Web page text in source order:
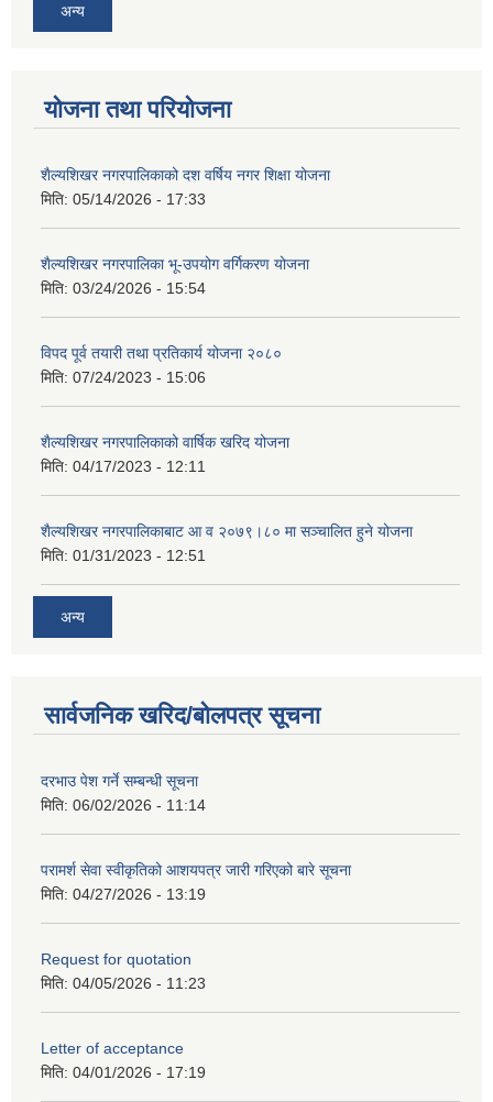
अन्य
योजना तथा परियोजना
शैल्यशिखर नगरपालिकाको दश वर्षिय नगर शिक्षा योजना
मिति: 05/14/2026 - 17:33
शैल्यशिखर नगरपालिका भू-उपयोग वर्गिकरण योजना
मिति: 03/24/2026 - 15:54
विपद पूर्व तयारी तथा प्रतिकार्य योजना २०८०
मिति: 07/24/2023 - 15:06
शैल्यशिखर नगरपालिकाको वार्षिक खरिद योजना
मिति: 04/17/2023 - 12:11
शैल्यशिखर नगरपालिकाबाट आ व २०७९।८० मा सञ्चालित हुने योजना
मिति: 01/31/2023 - 12:51
अन्य
सार्वजनिक खरिद/बोलपत्र सूचना
दरभाउ पेश गर्ने सम्बन्धी सूचना
मिति: 06/02/2026 - 11:14
परामर्श सेवा स्वीकृतिको आशयपत्र जारी गरिएको बारे सूचना
मिति: 04/27/2026 - 13:19
Request for quotation
मिति: 04/05/2026 - 11:23
Letter of acceptance
मिति: 04/01/2026 - 17:19